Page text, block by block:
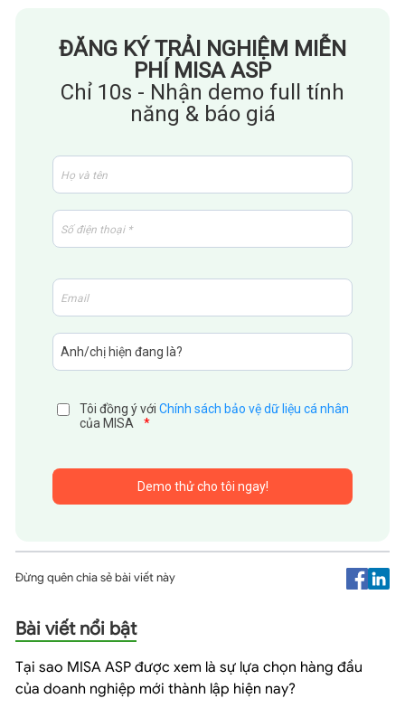
ĐĂNG KÝ TRẢI NGHIỆM MIỄN
PHÍ MISA ASP
Chỉ 10s - Nhận demo full tính
năng & báo giá
Tôi đồng ý với Chính sách bảo vệ dữ liệu cá nhân
của MISA
*
Đừng quên chia sẻ bài viết này
Bài viết nổi bật
Tại sao MISA ASP được xem là sự lựa chọn hàng đầu
của doanh nghiệp mới thành lập hiện nay?